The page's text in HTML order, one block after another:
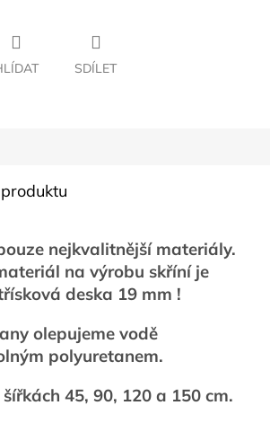
SDÍLET
nejkvalitnější materiály.
na výrobu skříní je
deska 19 mm !
olepujeme vodě
polyuretanem.
45, 90, 120 a 150 cm.